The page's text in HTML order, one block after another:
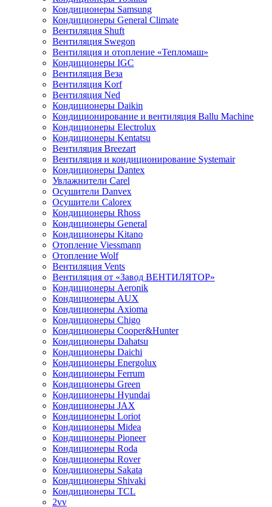
Кондиционеры Samsung
Кондиционеры General Climate
Вентиляция Shuft
Вентиляция Swegon
Вентиляция и отопление «Тепломаш»
Кондиционеры IGC
Вентиляция Веза
Вентиляция Korf
Вентиляция Ned
Кондиционеры Daikin
Кондиционирование и вентиляция Ballu Machine
Кондиционеры Electrolux
Кондиционеры Kentatsu
Вентиляция Breezart
Вентиляция и кондиционирование Systemair
Кондиционеры Dantex
Увлажнители Carel
Осушители Danvex
Осушители Calorex
Кондиционеры Rhoss
Кондиционеры General
Кондиционеры Kitano
Отопление Viessmann
Отопление Wolf
Вентиляция Vents
Вентиляция от «Завод ВЕНТИЛЯТОР»
Кондиционеры Aeronik
Кондиционеры AUX
Кондиционеры Axioma
Кондиционеры Chigo
Кондиционеры Cooper&Hunter
Кондиционеры Dahatsu
Кондиционеры Daichi
Кондиционеры Energolux
Кондиционеры Ferrum
Кондиционеры Green
Кондиционеры Hyundai
Кондиционеры JAX
Кондиционеры Loriot
Кондиционеры Midea
Кондиционеры Pioneer
Кондиционеры Roda
Кондиционеры Rover
Кондиционеры Sakata
Кондиционеры Shivaki
Кондиционеры TCL
2vv